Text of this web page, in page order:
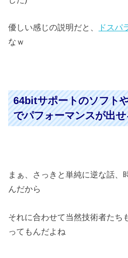
優しい感じの説明だと、 ドスパ
なｗ
64bitサポートのソフト
でパフォーマンスが出
まぁ、さっきと単純に逆な話、
んだから
それに合わせて当然技術者たち
ってもんだよね